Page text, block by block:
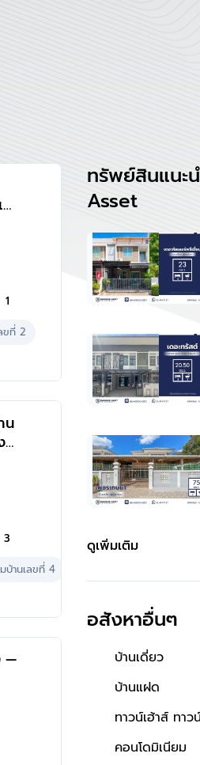
1
ขที่ 2
น
3
บ้านเลขที่ 4
—
ทรัพย์สินแนะ
Asset
ดูเพิ่มเติม
อสังหาอื่นๆ
บ้านเดี่ยว
บ้านแฝด
ทาวน์เฮ้าส์ ทาว
คอนโดมิเนียม